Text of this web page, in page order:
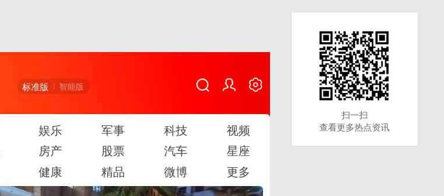
标准版 智能版
娱乐 军事 科技
视频
房产 股票 汽车
星座
健康 精品 微博 更多
扫一扫
查看更多热点资讯
扫一扫
查看更多热点资讯